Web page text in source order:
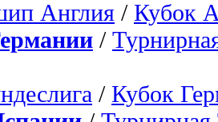
Англия / Кубок
/
/ Кубок